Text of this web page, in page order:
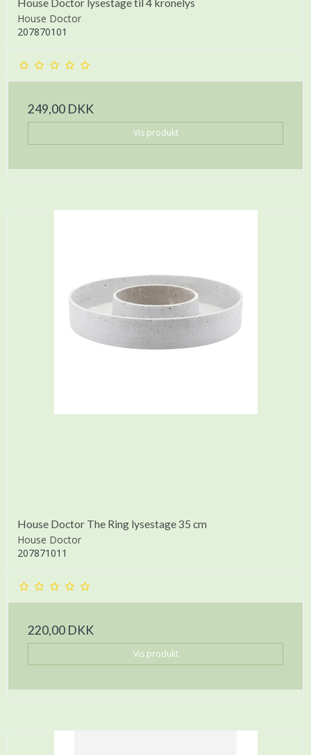
House Doctor lysestage til 4 kronelys
House Doctor
207870101
249,00 DKK
Vis produkt
House Doctor The Ring lysestage 35 cm
House Doctor
207871011
220,00 DKK
Vis produkt